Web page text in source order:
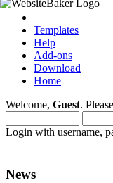
Templates
Help
Add-ons
Download
Home
Welcome, Guest. Please
Login with username,
News